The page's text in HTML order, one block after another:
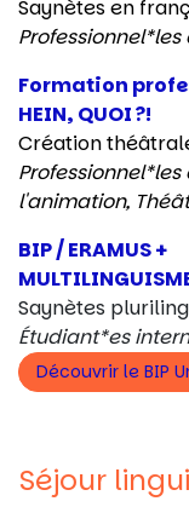
Saynètes en
Formation
HEIN, QUOI ?!
Création
l'animation,
BIP / ERAMUS +
Saynètes
Étudiant*es
Découvrir le BIP
Séjour